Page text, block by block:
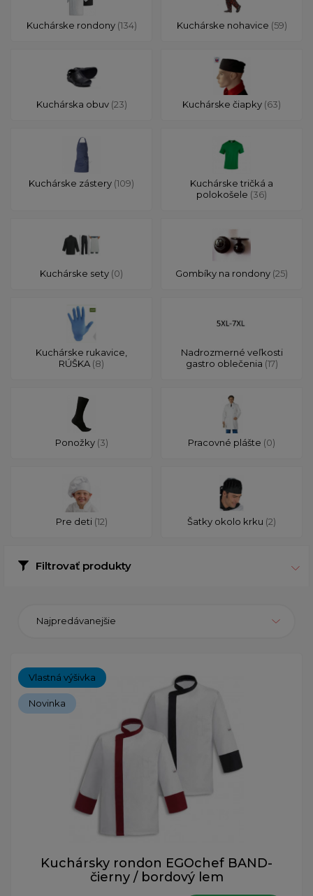
Kuchárske rondony (134) Kuchárske nohavice (59)
Kuchárska obuv (23) Kuchárske čiapky (63)
Kuchárske zástery (109)
Kuchárske tričká a
polokošele (36)
Kuchárske sety (0) Gombíky na rondony (25)
Kuchárske rukavice,
RÚŠKA (8)
Nadrozmerné veľkosti
gastro oblečenia (17)
Ponožky (3) Pracovné plášte (0)
Pre deti (12) Šatky okolo krku (2)
Filtrovať produkty
Najpredávanejšie
Vlastná výšivka
Novinka
Kuchársky rondon EGOchef BAND-
čierny / bordový lem